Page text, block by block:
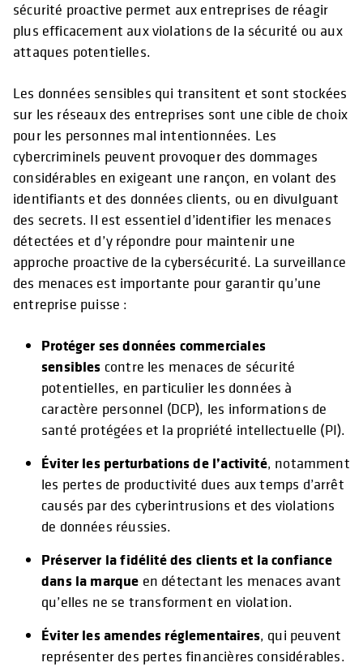
sécurité proactive permet aux entreprises de réagir
plus efficacement aux violations de la sécurité ou aux
attaques potentielles.
Les données sensibles qui transitent et sont stockées
sur les réseaux des entreprises sont une cible de choix
pour les personnes mal intentionnées. Les
cybercriminels peuvent provoquer des dommages
considérables en exigeant une rançon, en volant des
identifiants et des données clients, ou en divulguant
des secrets. Il est essentiel d’identifier les menaces
détectées et d’y répondre pour maintenir une
approche proactive de la cybersécurité. La surveillance
des menaces est importante pour garantir qu’une
entreprise puisse :
Protéger ses données commerciales
sensibles contre les menaces de sécurité
potentielles, en particulier les données à
caractère personnel (DCP), les informations de
santé protégées et la propriété intellectuelle (PI).
Éviter les perturbations de l’activité, notamment
les pertes de productivité dues aux temps d’arrêt
causés par des cyberintrusions et des violations
de données réussies.
Préserver la fidélité des clients et la confiance
dans la marque en détectant les menaces avant
qu’elles ne se transforment en violation.
Éviter les amendes réglementaires, qui peuvent
représenter des pertes financières considérables.